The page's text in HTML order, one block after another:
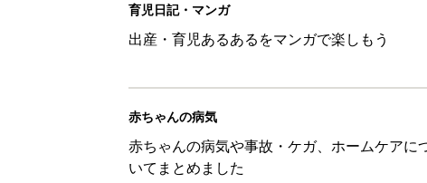
育児日記・マンガ
出産・育児あるあるをマンガで楽しもう
赤ちゃんの病気
赤ちゃんの病気や事故・ケガ、ホームケアに
いてまとめました